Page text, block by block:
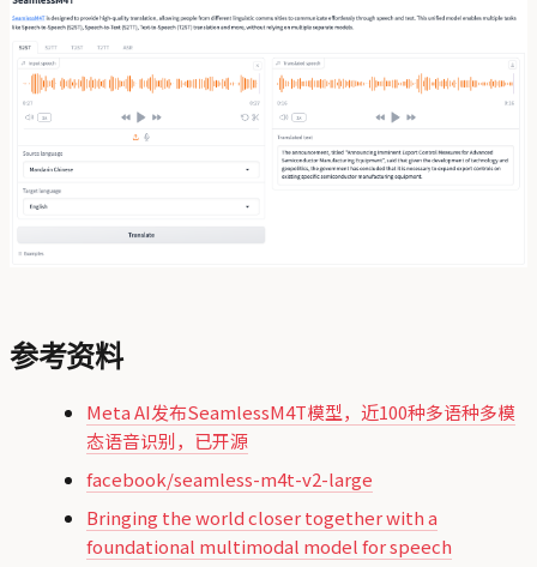
参考资料
Meta AI发布SeamlessM4T模型，近100种多语种多模
态语音识别，已开源
facebook/seamless-m4t-v2-large
Bringing the world closer together with a
foundational multimodal model for speech